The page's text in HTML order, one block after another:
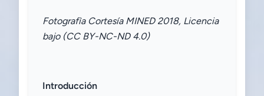
Fotografìa Cortesía MINED 2018, Licencia
bajo (CC BY-NC-ND 4.0)
Introducción